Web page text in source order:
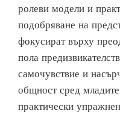
ролеви модели и
подобряване на
фокусират върху
пола
самочувствие и
общност сред
практически